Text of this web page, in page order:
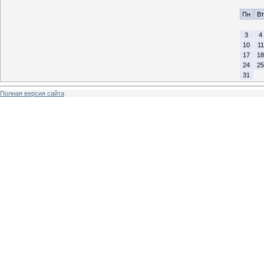
Пн
Вт
3
4
10
11
17
18
24
25
31
Полная версия сайта